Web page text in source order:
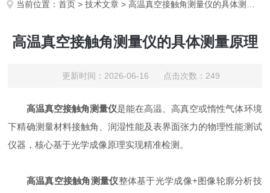
当前位置：首页 >技术文章 > 高温真空接触角测量仪的具体测量原理
高温真空接触角测量仪的具体测量原理
更新时间：2026-06-16 点击次数：249
高温真空接触角测量仪‌是能在高温、高真空或惰性气体环境
下精确测量材料接触角、润湿性能及表界面张力的物理性能测试
仪器，核心基于光学成像原理实现精准检测。
高温真空接触角测量仪‌整体基于‌光学成像+图像轮廓分析技